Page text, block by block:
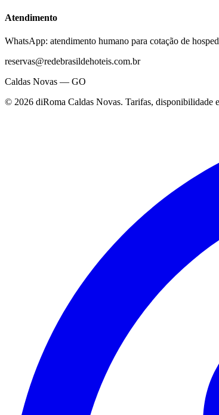
Atendimento
WhatsApp: atendimento humano para cotação de
reservas@redebrasildehoteis.com.br
Caldas Novas — GO
© 2026 diRoma Caldas Novas. Tarifas, disponibilidade